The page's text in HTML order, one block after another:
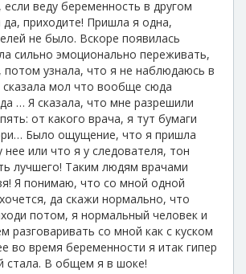
если веду беременность в другом
да, приходите! Пришла я одна,
не было. Вскоре появилась
сильно эмоционально переживать,
потом узнала, что я не наблюдаюсь в
сказала мол что вообще сюда
… Я сказала, что мне разрешили
от какого врача, я тут бумаги
Было ощущение, что я пришла
нее или что я у следователя, тон
лучшего! Таким людям врачами
Я понимаю, что со мной одной
да скажи нормально, что
потом, я нормальный человек и
разговаривать со мной как с куском
во время беременности я итак гипер
стала. В общем я в шоке!